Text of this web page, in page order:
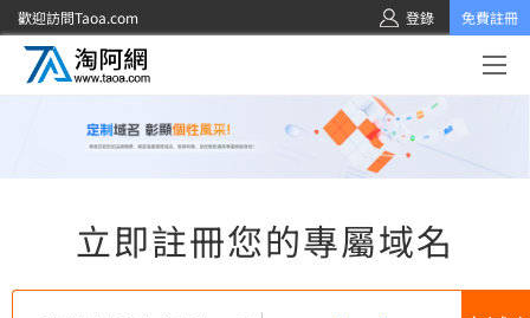
歡迎訪問Taoa.com 登錄 免費註冊
立即註冊您的專屬域名